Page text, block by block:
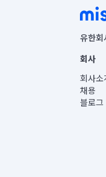
유한회
사업자
통신판
대표이
주소 |
컨택센
회사
회사소
채용
블로그